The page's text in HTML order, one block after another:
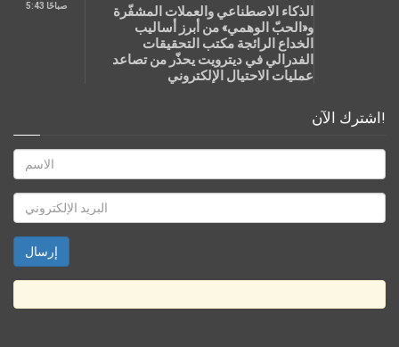
5:43 صباحًا
الذكاء الاصطناعي والعملات المشفّرة
و«الحبّ الوهمي» من أبرز أساليب
الخداع الرائجة مكتب التحقيقات
الفدرالي في ديترويت يحذّر من تصاعد
عمليات الاحتيال الإلكتروني
اشترك الآن!